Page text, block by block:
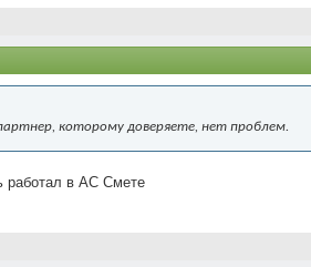
которому доверяете, нет проблем.
работал в АС Смете